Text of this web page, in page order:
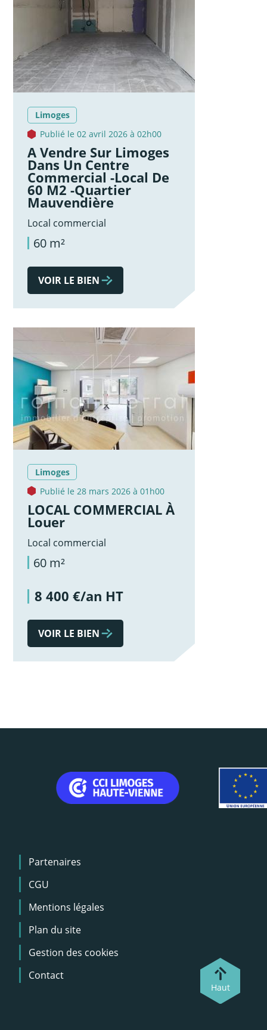
Limoges
Publié le 02 avril 2026 à 02h00
A Vendre Sur Limoges
Dans Un Centre
Commercial -local De
60 M2 -quartier
Mauvendière
Local commercial
60 m²
VOIR LE BIEN
Limoges
Publié le 28 mars 2026 à 01h00
LOCAL COMMERCIAL À
Louer
Local commercial
60 m²
8 400 €/an HT
VOIR LE BIEN
Menu
Pied
de
page
Partenaires
CGU
Mentions légales
Plan du site
Gestion des cookies
Contact
Haut